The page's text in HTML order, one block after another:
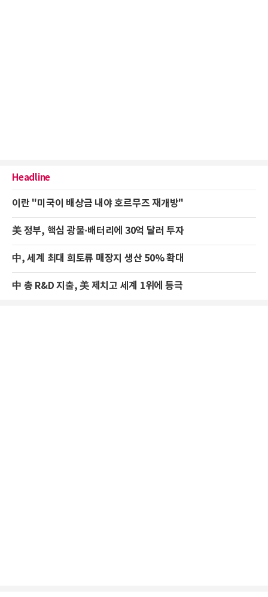
Headline
이란 "미국이 배상금 내야 호르무즈 재개방"
美 정부, 핵심 광물·배터리에 30억 달러 투자
中, 세계 최대 희토류 매장지 생산 50% 확대
中 총 R&D 지출, 美 제치고 세계 1위에 등극